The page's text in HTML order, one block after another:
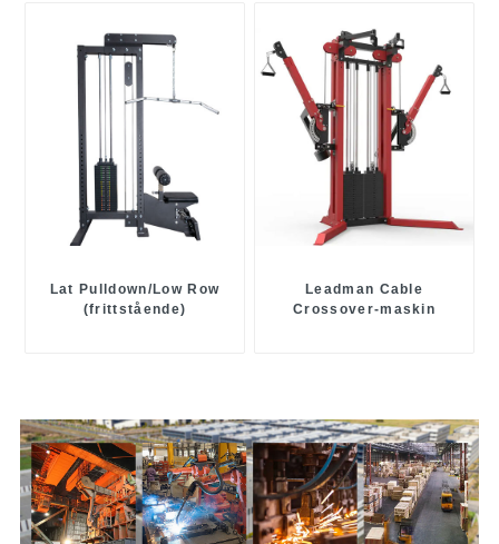
Lat Pulldown/Low Row
(frittstående)
Leadman Cable
Crossover-maskin